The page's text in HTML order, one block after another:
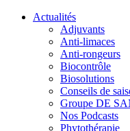
Actualités
Adjuvants
Anti-limaces
Anti-rongeurs
Biocontrôle
Biosolutions
Conseils de
Groupe DE
Nos Podcasts
Phytothérapie